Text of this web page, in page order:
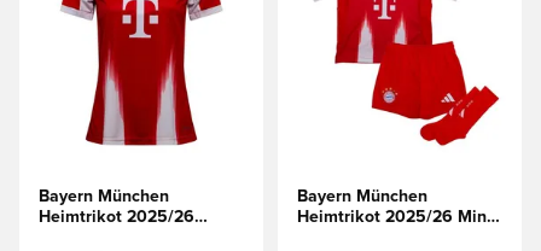
Bayern München
Heimtrikot 2025/26
Bayern München
Heimtrikot 2025/26 Mini-